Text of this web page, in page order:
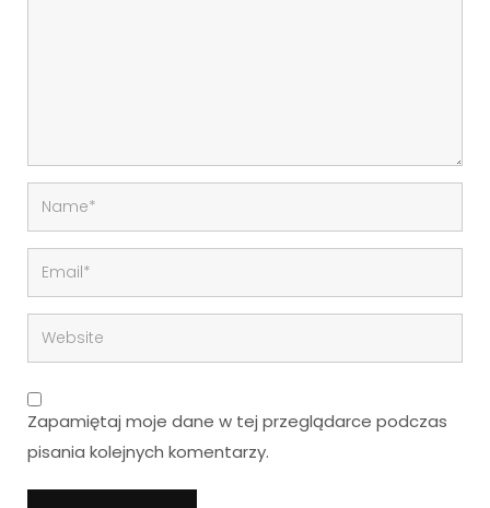
Zapamiętaj moje dane w tej przeglądarce podczas
pisania kolejnych komentarzy.